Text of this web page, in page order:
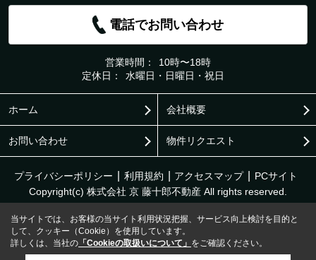
電話でお問い合わせ
営業時間：
10時〜18時
定休日：
水曜日・日曜日・祝日
ホーム 会社概要
お問い合わせ 物件リクエスト
プライバシーポリシー 利用規約 アクセスマップ
PCサイト
Copyright(c) 株式会社 京 藤十郎不動産 All rights reserved.
当サイトでは、お客様の当サイト利用状況把握、サービス向上検討を目的と
して、クッキー（Cookie）を使用しています。
詳しくは、当社の 「Cookieの取扱いについて」 をご確認ください。